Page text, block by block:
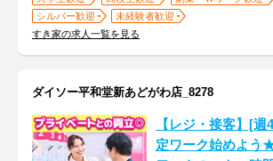
シルバー歓迎
未経験者歓迎
すき家の求人一覧を見る
ダイソー平和堂新あどがわ店_8278
【レジ・接客】[
定ワーク始めよ